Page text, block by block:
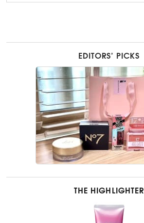
EDITORS’ PICKS
THE HIGHLIGHTER